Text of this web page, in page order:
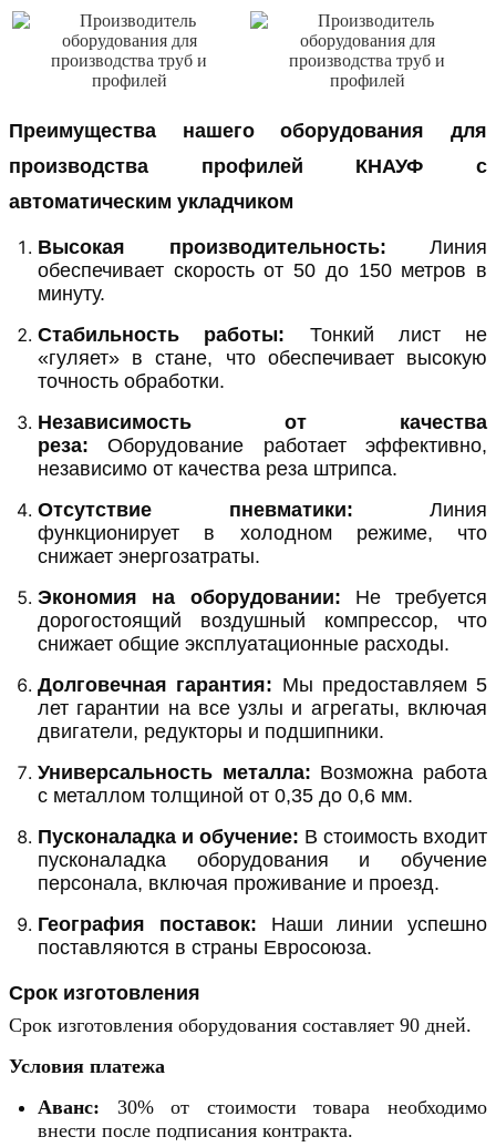
Преимущества нашего оборудования для
производства профилей КНАУФ с
автоматическим укладчиком
Высокая производительность: Линия
обеспечивает скорость от 50 до 150 метров в
минуту.
Стабильность работы: Тонкий лист не
«гуляет» в стане, что обеспечивает высокую
точность обработки.
Независимость от качества
реза: Оборудование работает эффективно,
независимо от качества реза штрипса.
Отсутствие пневматики: Линия
функционирует в холодном режиме, что
снижает энергозатраты.
Экономия на оборудовании: Не требуется
дорогостоящий воздушный компрессор, что
снижает общие эксплуатационные расходы.
Долговечная гарантия: Мы предоставляем 5
лет гарантии на все узлы и агрегаты, включая
двигатели, редукторы и подшипники.
Универсальность металла: Возможна работа
с металлом толщиной от 0,35 до 0,6 мм.
Пусконаладка и обучение: В стоимость входит
пусконаладка оборудования и обучение
персонала, включая проживание и проезд.
География поставок: Наши линии успешно
поставляются в страны Евросоюза.
Срок изготовления
Срок изготовления оборудования составляет 90 дней.
Условия платежа
Аванс: 30% от стоимости товара необходимо
внести после подписания контракта.